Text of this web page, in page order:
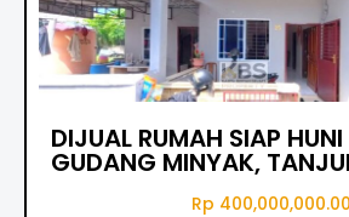
DIJUAL RUMAH SIAP
GUDANG MINYAK,
Rp 400,000,000.00